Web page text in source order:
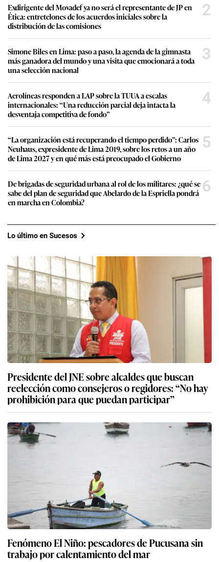
Exdirigente del Movadef ya no será el representante de JP en
Ética: entretelones de los acuerdos iniciales sobre la
distribución de las comisiones
2
Simone Biles en Lima: paso a paso, la agenda de la gimnasta
más ganadora del mundo y una visita que emocionará a toda
una selección nacional
3
Aerolíneas responden a LAP sobre la TUUA a escalas
internacionales: “Una reducción parcial deja intacta la
desventaja competitiva de fondo”
4
“La organización está recuperando el tiempo perdido”: Carlos
Neuhaus, expresidente de Lima 2019, sobre los retos a un año
de Lima 2027 y en qué más está preocupado el Gobierno
5
De brigadas de seguridad urbana al rol de los militares: ¿qué se
sabe del plan de seguridad que Abelardo de la Espriella pondrá
en marcha en Colombia?
6
Lo último en Sucesos
Presidente del JNE sobre alcaldes que buscan
reelección como consejeros o regidores: “No hay
prohibición para que puedan participar”
Fenómeno El Niño: pescadores de Pucusana sin
trabajo por calentamiento del mar